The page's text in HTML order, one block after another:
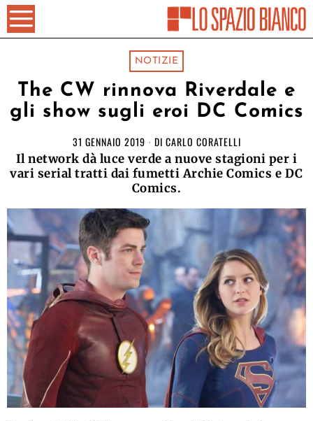
NOTIZIE
The CW rinnova Riverdale e
gli show sugli eroi DC Comics
31 GENNAIO 2019 DI CARLO CORATELLI
Il network dà luce verde a nuove stagioni per i
vari serial tratti dai fumetti Archie Comics e DC
Comics.